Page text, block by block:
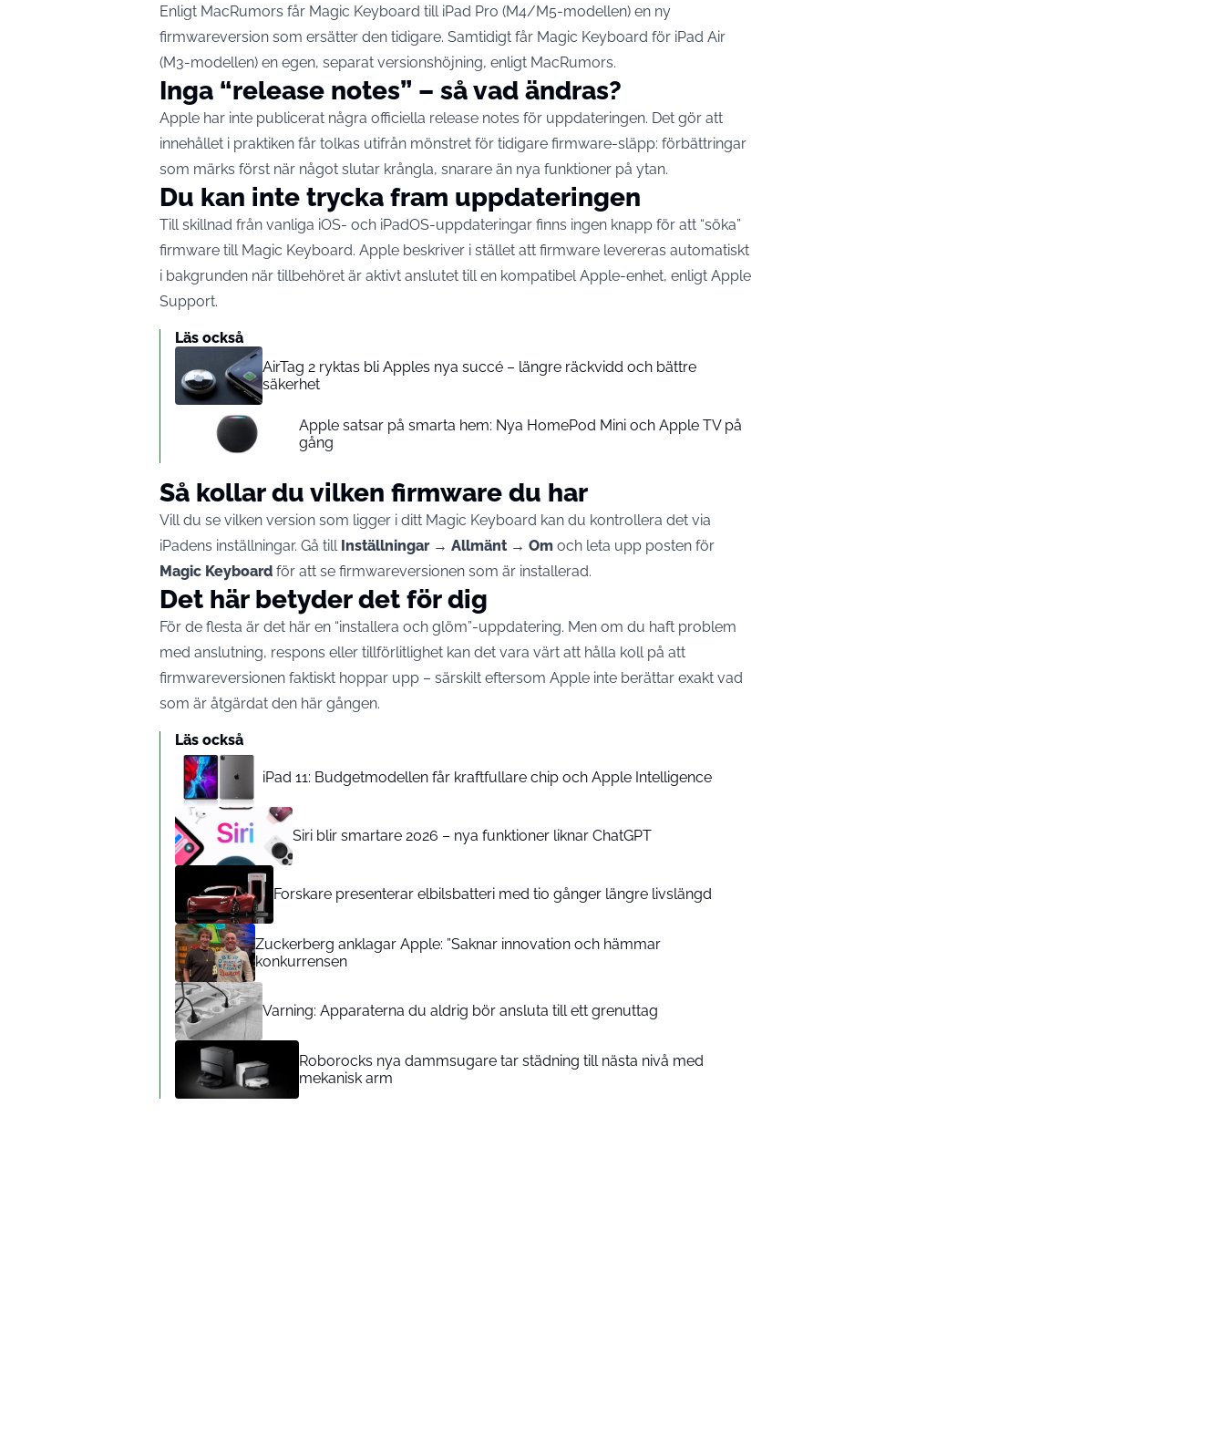
Enligt MacRumors får Magic Keyboard till iPad Pro (M4/M5-modellen) en ny
firmwareversion som ersätter den tidigare. Samtidigt får Magic Keyboard för iPad Air
(M3-modellen) en egen, separat versionshöjning, enligt MacRumors.
Inga “release notes” – så vad ändras?
Apple har inte publicerat några officiella release notes för uppdateringen. Det gör att
innehållet i praktiken får tolkas utifrån mönstret för tidigare firmware-släpp: förbättringar
som märks först när något slutar krångla, snarare än nya funktioner på ytan.
Du kan inte trycka fram uppdateringen
Till skillnad från vanliga iOS- och iPadOS-uppdateringar finns ingen knapp för att “söka”
firmware till Magic Keyboard. Apple beskriver i stället att firmware levereras automatiskt
i bakgrunden när tillbehöret är aktivt anslutet till en kompatibel Apple-enhet, enligt Apple
Support.
Läs också
AirTag 2 ryktas bli Apples nya succé – längre räckvidd och bättre
säkerhet
Apple satsar på smarta hem: Nya HomePod Mini och Apple TV på
gång
Så kollar du vilken firmware du har
Vill du se vilken version som ligger i ditt Magic Keyboard kan du kontrollera det via
iPadens inställningar. Gå till Inställningar → Allmänt → Om och leta upp posten för
Magic Keyboard för att se firmwareversionen som är installerad.
Det här betyder det för dig
För de flesta är det här en “installera och glöm”-uppdatering. Men om du haft problem
med anslutning, respons eller tillförlitlighet kan det vara värt att hålla koll på att
firmwareversionen faktiskt hoppar upp – särskilt eftersom Apple inte berättar exakt vad
som är åtgärdat den här gången.
Läs också
iPad 11: Budgetmodellen får kraftfullare chip och Apple Intelligence
Siri blir smartare 2026 – nya funktioner liknar ChatGPT
Forskare presenterar elbilsbatteri med tio gånger längre livslängd
Zuckerberg anklagar Apple: ”Saknar innovation och hämmar
konkurrensen
Varning: Apparaterna du aldrig bör ansluta till ett grenuttag
Roborocks nya dammsugare tar städning till nästa nivå med
mekanisk arm